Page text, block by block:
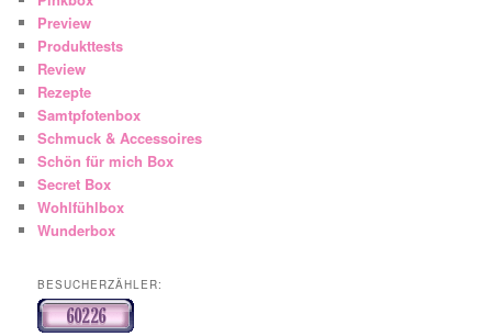
Preview
Produkttests
Review
Rezepte
Samtpfotenbox
Schmuck & Accessoires
Schön für mich Box
Secret Box
Wohlfühlbox
Wunderbox
BESUCHERZÄHLER: